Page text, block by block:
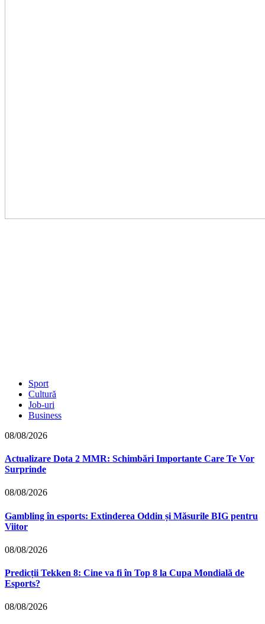
Sport
Cultură
Job-uri
Business
08/08/2026
Actualizare Dota 2 MMR: Schimbări Importante Care Te Vor
Surprinde
08/08/2026
Gambling în esports: Extinderea Oddin și Măsurile BIG pentru
Viitor
08/08/2026
Predicții Tekken 8: Cine va fi în Top 8 la Cupa Mondială de
Esports?
08/08/2026